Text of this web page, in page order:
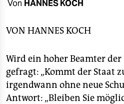
sport
berlin
nord
wahrheit
verlag
Von HANNES KOCH
VON HANNES KOCH
Wird ein hoher Beamter
gefragt: „Kommt der Staat
irgendwann ohne neue
Antwort: „Bleiben Sie